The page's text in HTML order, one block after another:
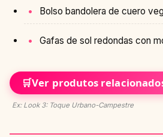
Bolso bandolera de cuero
Gafas de sol redondas con
🛒Ver produtos
Ex: Look 3: Toque Urbano-Campestre